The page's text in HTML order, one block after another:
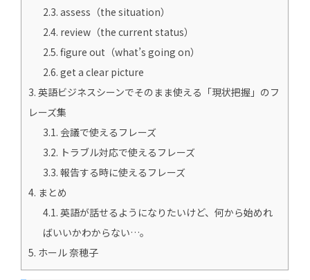
2.3. assess（the situation）
2.4. review（the current status）
2.5. figure out（what’s going on）
2.6. get a clear picture
3. 英語ビジネスシーンでそのまま使える「現状把握」のフ
レーズ集
3.1. 会議で使えるフレーズ
3.2. トラブル対応で使えるフレーズ
3.3. 報告する時に使えるフレーズ
4. まとめ
4.1. 英語が話せるようになりたいけど、何から始めれ
ばいいかわからない…。
5. ホール 奈穂子